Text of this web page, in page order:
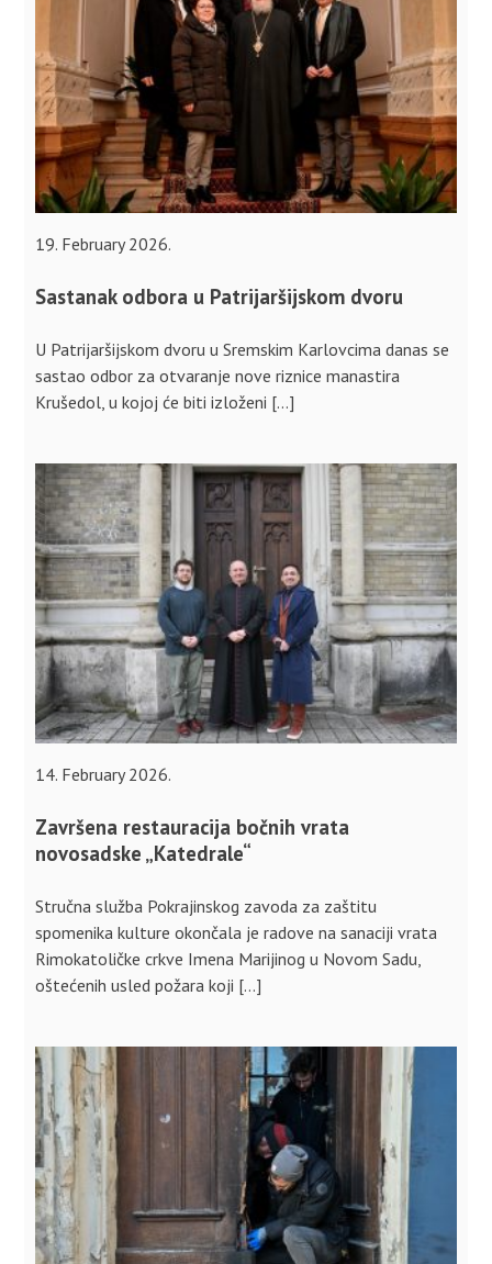
19. February 2026.
Sastanak odbora u Patrijaršijskom dvoru
U Patrijaršijskom dvoru u Sremskim Karlovcima danas se
sastao odbor za otvaranje nove riznice manastira
Krušedol, u kojoj će biti izloženi […]
14. February 2026.
Završena restauracija bočnih vrata
novosadske „Katedrale“
Stručna služba Pokrajinskog zavoda za zaštitu
spomenika kulture okončala je radove na sanaciji vrata
Rimokatoličke crkve Imena Marijinog u Novom Sadu,
oštećenih usled požara koji […]